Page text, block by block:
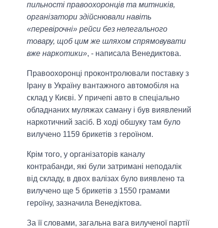
пильності правоохоронців та митників,
організатори здійснювали навіть
«перевірочні» рейси без нелегального
товару, щоб цим же шляхом спрямовувати
вже наркотики», - написала Венедиктова.
Правоохоронці проконтролювали поставку з
Ірану в Україну вантажного автомобіля на
склад у Києві. У причепі авто в спеціально
обладнаних муляжах саману і був виявлений
наркотичний засіб. В ході обшуку там було
вилучено 1159 брикетів з героїном.
Крім того, у організаторів каналу
контрабанди, які були затримані неподалік
від складу, в двох валізах було виявлено та
вилучено ще 5 брикетів з 1550 грамами
героїну, зазначила Венедіктова.
За її словами, загальна вага вилученої партії